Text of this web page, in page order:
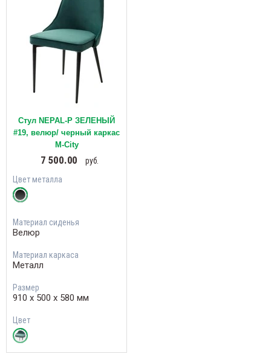
Стул NEPAL-P ЗЕЛЕНЫЙ
#19, велюр/ черный каркас
М-City
7 500.00
руб.
Цвет металла
Материал сиденья
Велюр
Материал каркаса
Металл
Размер
910 х 500 х 580 мм
Цвет